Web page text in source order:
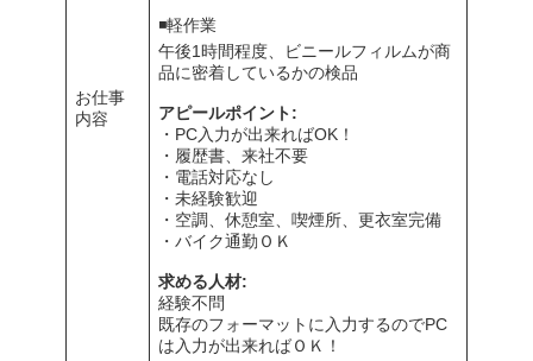
お仕事
内容
◾️軽作業
午後1時間程度、ビニールフィルムが商
品に密着しているかの検品
アピールポイント:
・PC入力が出来ればOK！
・履歴書、来社不要
・電話対応なし
・未経験歓迎
・空調、休憩室、喫煙所、更衣室完備
・バイク通勤ＯＫ
求める人材:
経験不問
既存のフォーマットに入力するのでPC
は入力が出来ればＯＫ！